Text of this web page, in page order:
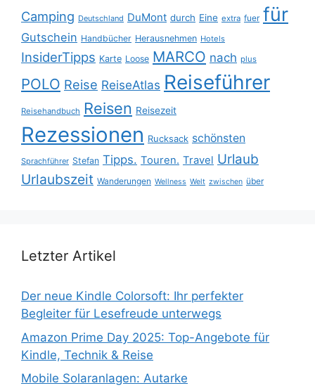
Camping Deutschland DuMont durch Eine extra fuer für
Gutschein Handbücher Herausnehmen Hotels
InsiderTipps Karte Loose MARCO nach plus
POLO Reise ReiseAtlas Reiseführer
Reisehandbuch Reisen Reisezeit
Rezessionen Rucksack schönsten
Sprachführer Stefan Tipps. Touren. Travel Urlaub
Urlaubszeit Wanderungen Wellness Welt zwischen über
Letzter Artikel
Der neue Kindle Colorsoft: Ihr perfekter
Begleiter für Lesefreude unterwegs
Amazon Prime Day 2025: Top-Angebote für
Kindle, Technik & Reise
Mobile Solaranlagen: Autarke